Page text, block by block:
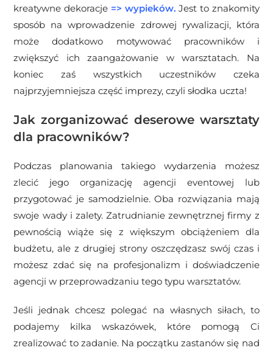
kreatywne dekoracje => wypieków. Jest to znakomity
sposób na wprowadzenie zdrowej rywalizacji, która
może dodatkowo motywować pracowników i
zwiększyć ich zaangażowanie w warsztatach. Na
koniec zaś wszystkich uczestników czeka
najprzyjemniejsza część imprezy, czyli słodka uczta!
Jak zorganizować deserowe warsztaty
dla pracowników?
Podczas planowania takiego wydarzenia możesz
zlecić jego organizację agencji eventowej lub
przygotować je samodzielnie. Oba rozwiązania mają
swoje wady i zalety. Zatrudnianie zewnętrznej firmy z
pewnością wiąże się z większym obciążeniem dla
budżetu, ale z drugiej strony oszczędzasz swój czas i
możesz zdać się na profesjonalizm i doświadczenie
agencji w przeprowadzaniu tego typu warsztatów.
Jeśli jednak chcesz polegać na własnych siłach, to
podajemy kilka wskazówek, które pomogą Ci
zrealizować to zadanie. Na początku zastanów się nad